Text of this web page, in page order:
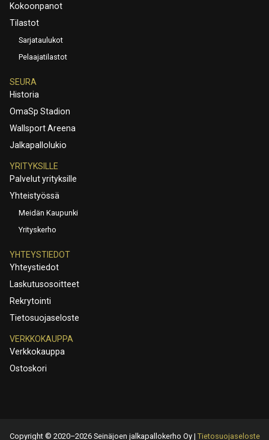
Kokoonpanot
Tilastot
Sarjataulukot
Pelaajatilastot
SEURA
Historia
OmaSp Stadion
Wallsport Areena
Jalkapallolukio
YRITYKSILLE
Palvelut yrityksille
Yhteistyössä
Meidän Kaupunki
Yrityskerho
YHTEYSTIEDOT
Yhteystiedot
Laskutusosoitteet
Rekrytointi
Tietosuojaseloste
VERKKOKAUPPA
Verkkokauppa
Ostoskori
Copyright © 2020–2026 Seinäjoen jalkapallokerho Oy | Tietosuojaseloste